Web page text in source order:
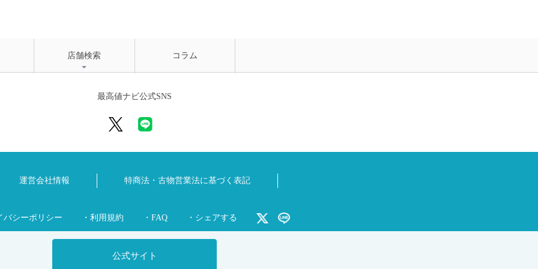
公式サイト
店舗検索 コラム
最高値ナビ公式SNS
運営会社情報 特商法・古物営業法に基づく表記
バシーポリシー ・利用規約 ・FAQ ・シェアする